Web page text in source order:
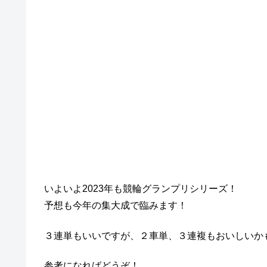
いよいよ2023年も競輪グランプリシリーズ！
予想も今年の集大成で臨みます！
３連単もいいですが、２車単、３連複もおいしいか